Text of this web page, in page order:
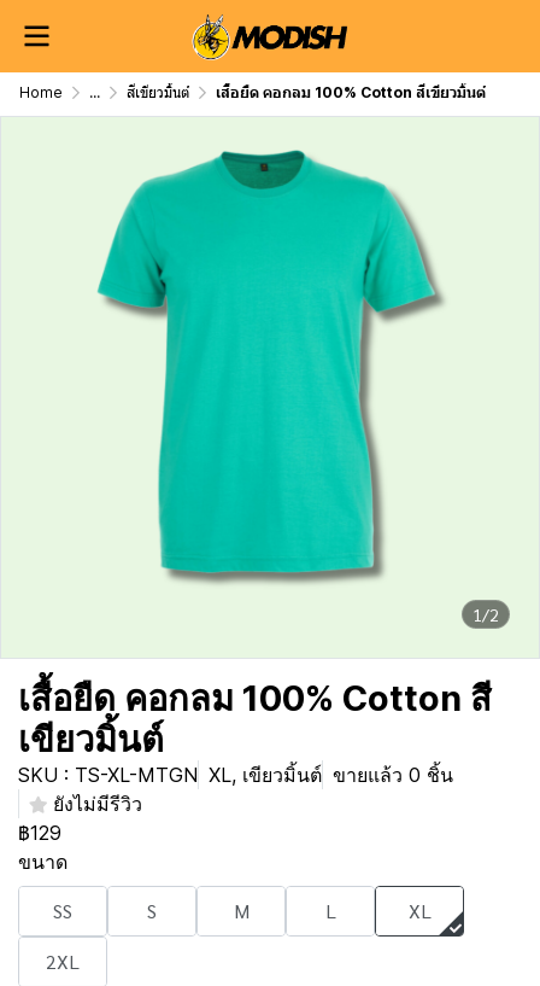
Home ... สีเขียวมิ้นต์ เสื้อยืด คอกลม 100% Cotton สีเขียวมิ้นต์
1/2
เสื้อยืด คอกลม 100% Cotton สี
เขียวมิ้นต์
SKU : TS-XL-MTGN XL, เขียวมิ้นต์ ขายแล้ว 0 ชิ้น
ยังไม่มีรีวิว
฿129
ขนาด
SS S M L
XL
2XL